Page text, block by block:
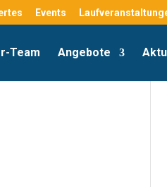
Events
Team Angebote